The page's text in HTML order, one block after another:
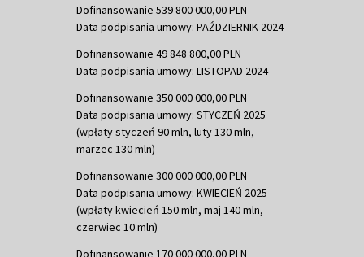
Dofinansowanie 539 800 000,00 PLN
Data podpisania umowy: PAŹDZIERNIK 2024
Dofinansowanie 49 848 800,00 PLN
Data podpisania umowy: LISTOPAD 2024
Dofinansowanie 350 000 000,00 PLN
Data podpisania umowy: STYCZEŃ 2025
(wpłaty styczeń 90 mln, luty 130 mln,
marzec 130 mln)
Dofinansowanie 300 000 000,00 PLN
Data podpisania umowy: KWIECIEŃ 2025
(wpłaty kwiecień 150 mln, maj 140 mln,
czerwiec 10 mln)
Dofinansowanie 170 000 000,00 PLN